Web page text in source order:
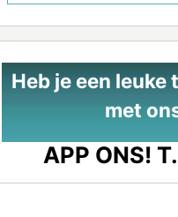
Heb je een
met
APP ONS! T.